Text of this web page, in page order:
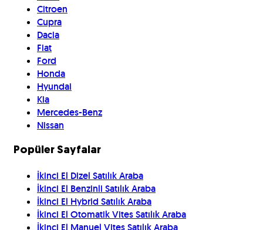
Citroen
Cupra
Dacia
Fiat
Ford
Honda
Hyundai
Kia
Mercedes-Benz
Nissan
Popüler Sayfalar
İkinci El Dizel Satılık Araba
İkinci El Benzinli Satılık Araba
İkinci El Hybrid Satılık Araba
İkinci El Otomatik Vites Satılık Araba
İkinci El Manuel Vites Satılık Araba